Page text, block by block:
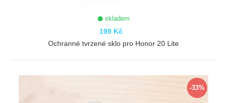
skladem
199 Kč
ZOBRAZIT
Ochranné tvrzené sklo pro Honor 20 Lite
-33%